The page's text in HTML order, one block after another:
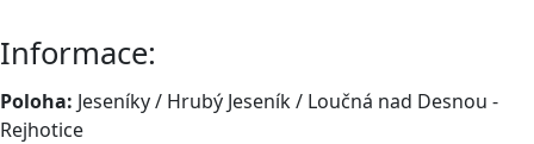
Informace:
Poloha: Jeseníky / Hrubý Jeseník / Loučná nad Desnou -
Rejhotice